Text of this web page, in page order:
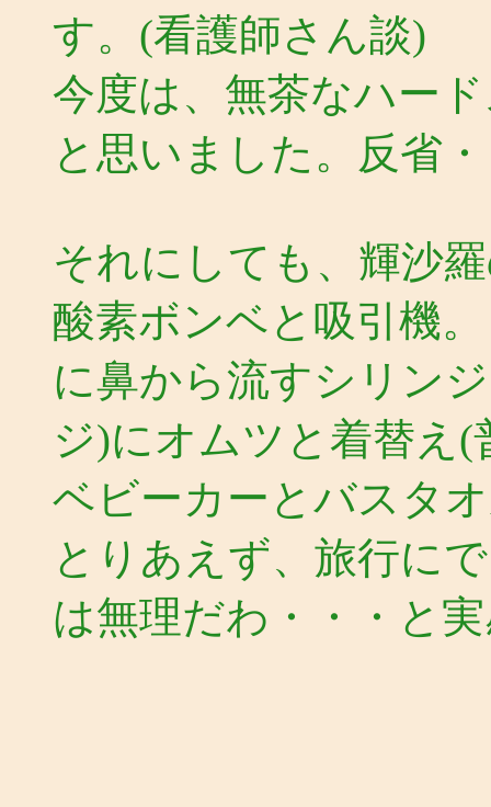
す。(看護師さん談)
今度は、無茶なハー
と思いました。反省
それにしても、輝沙
酸素ボンベと吸引機
に鼻から流すシリン
ジ)にオムツと着替え
ベビーカーとバスタ
とりあえず、旅行に
は無理だわ・・・と